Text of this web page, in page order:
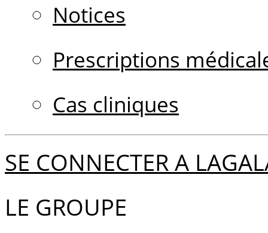
Notices
Prescriptions
Cas cliniques
SE CONNECTER A
LE GROUPE